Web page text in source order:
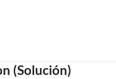
(Solución)